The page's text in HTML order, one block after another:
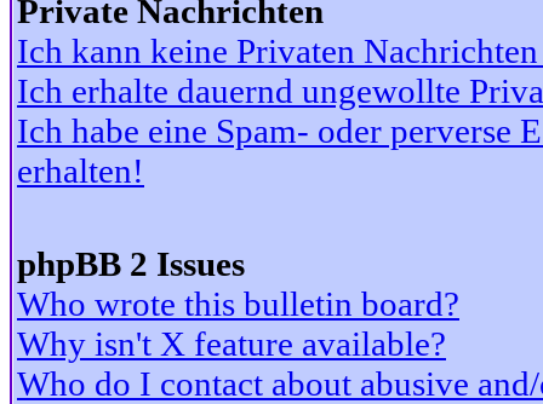
Private Nachrichten
Ich kann keine Privaten
Ich erhalte dauernd ungewollte
Ich habe eine Spam- oder perverse
erhalten!
phpBB 2 Issues
Who wrote this bulletin board?
Why isn't X feature available?
Who do I contact about abusive